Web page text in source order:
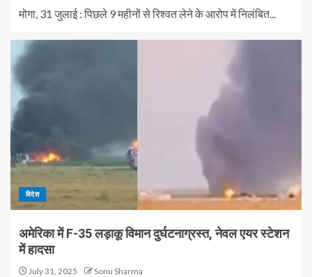
मोगा, 31 जुलाई : पिछले 9 महीनों से रिश्वत लेने के आरोप में निलंबित...
विदेश
अमेरिका में F-35 लड़ाकू विमान दुर्घटनाग्रस्त, नेवल एयर स्टेशन
में हादसा
July 31, 2025 Sonu Sharma